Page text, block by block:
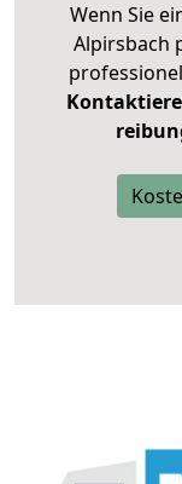
Wenn Sie
Alpirsbach